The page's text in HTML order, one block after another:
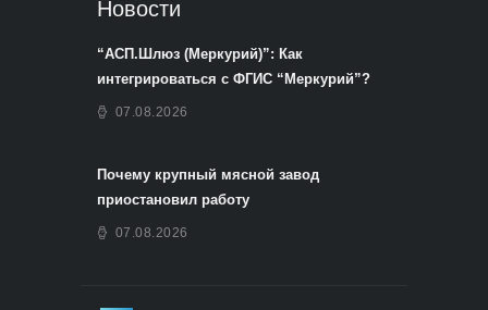
Новости
“АСП.Шлюз (Меркурий)”: Как
интегрироваться с ФГИС “Меркурий”?
07.08.2026
Почему крупный мясной завод
приостановил работу
07.08.2026